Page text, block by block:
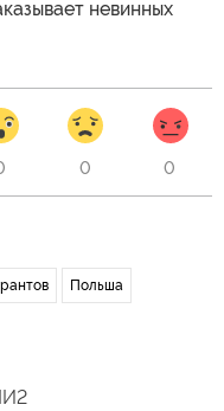
невинных
0 0
Польша